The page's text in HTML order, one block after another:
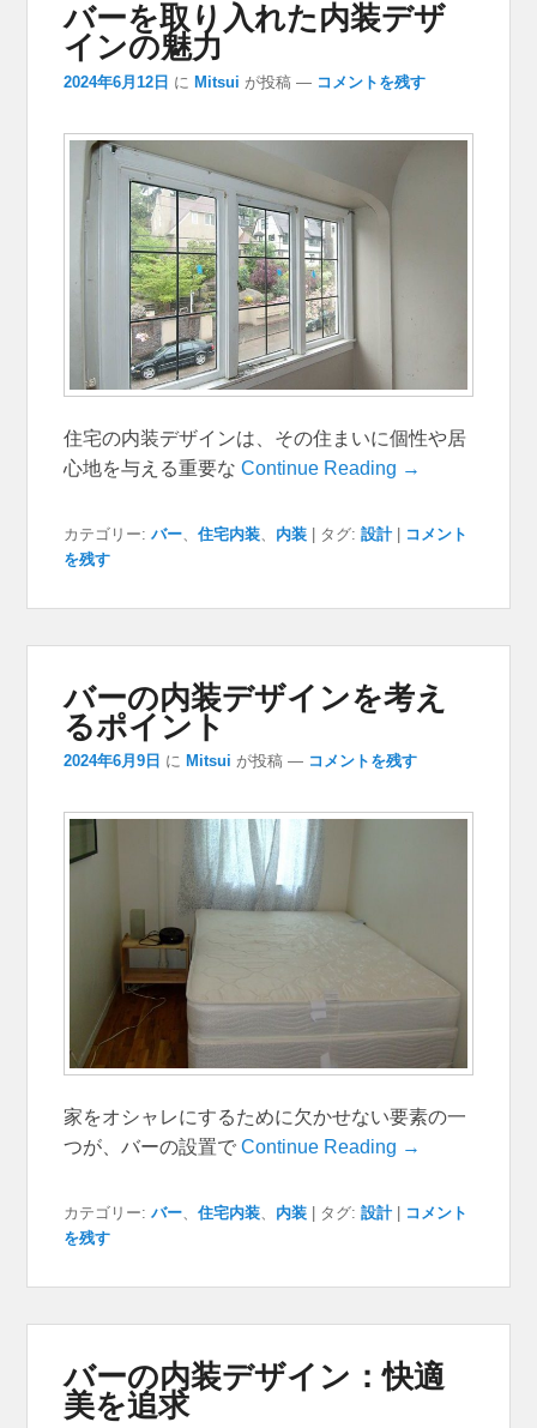
バーを取り入れた内装デザ
インの魅力
2024年6月12日 に Mitsui が投稿 — コメントを残す
住宅の内装デザインは、その住まいに個性や居
心地を与える重要なContinue Reading →
カテゴリー: バー 、住宅内装 内装 | タグ: 設計 | コメント
を残す
バーの内装デザインを考え
るポイント
2024年6月9日 に Mitsui が投稿 — コメントを残す
家をオシャレにするために欠かせない要素の一
つが、バーの設置でContinue Reading →
カテゴリー: バー、住宅内装、 内装 タグ: 設計
コメント
を残す
バーの内装デザイン：快適
美を追求